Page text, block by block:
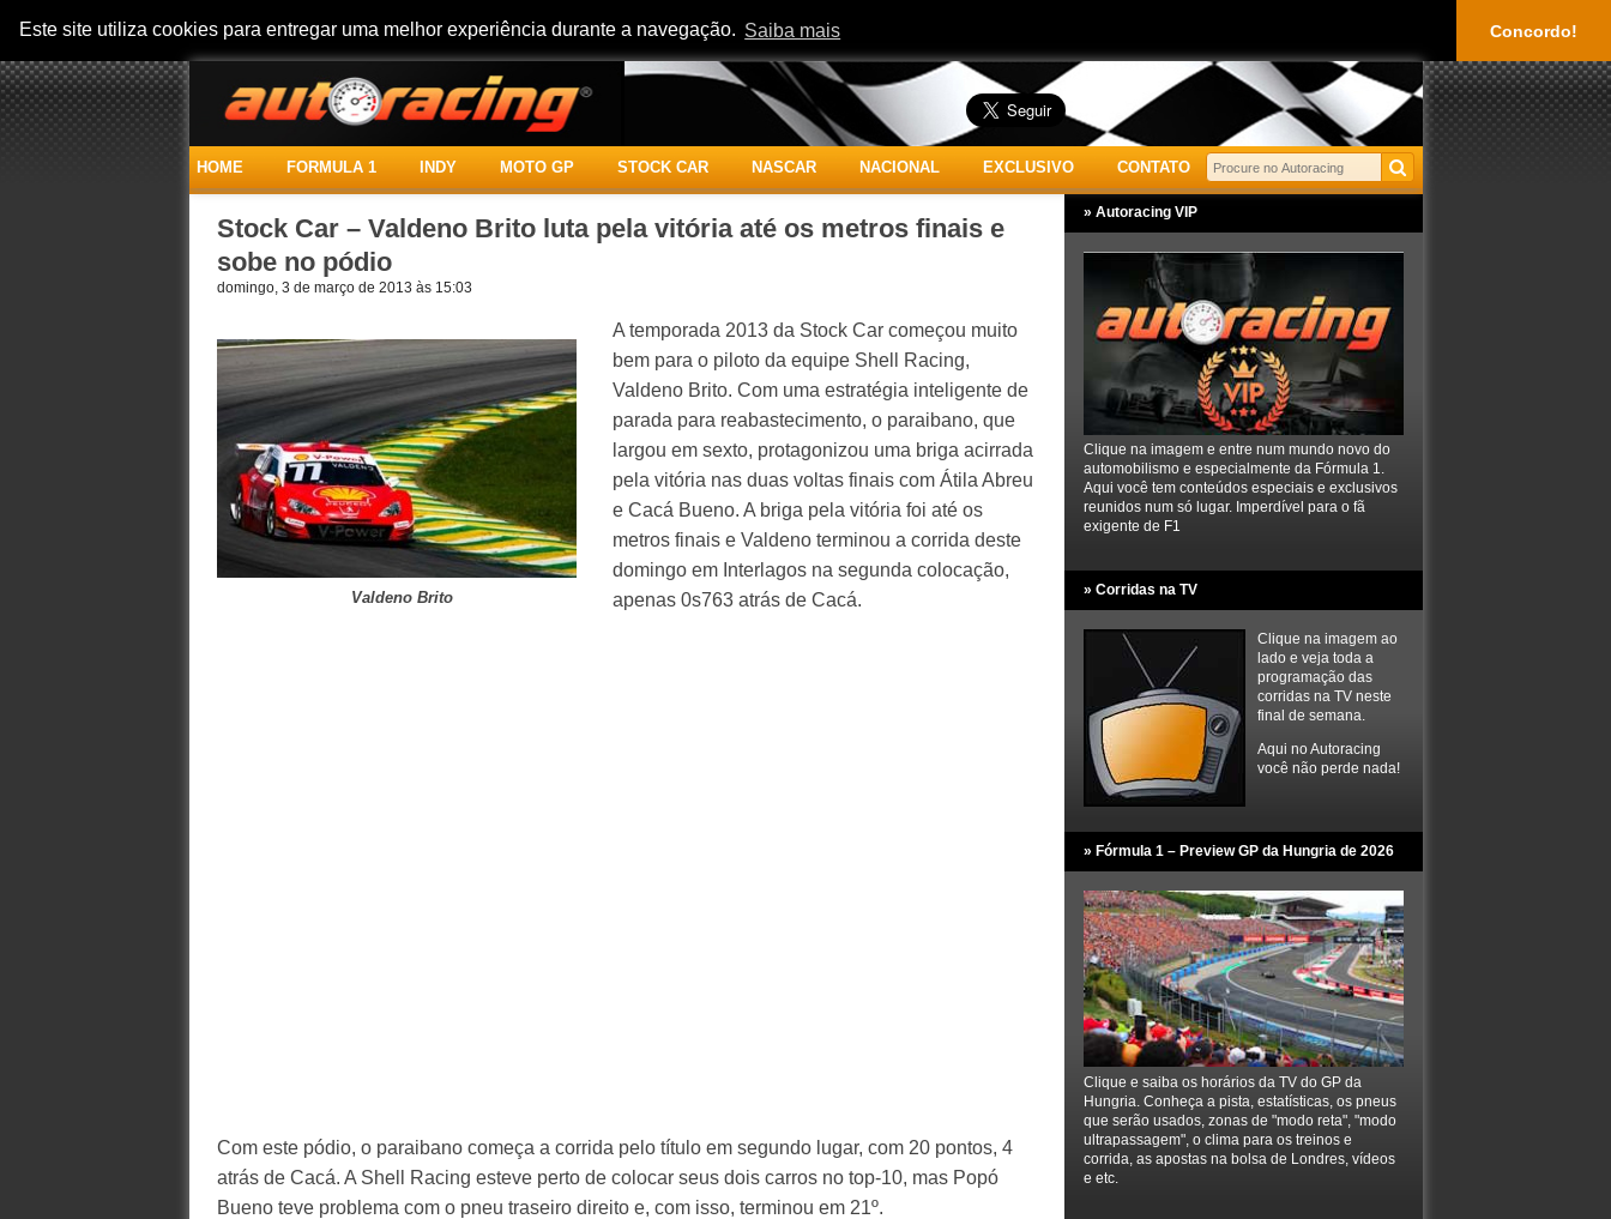
Este site utiliza cookies para entregar uma melhor experiência durante a navegação. Saiba mais Concordo!
HOME FORMULA 1 INDY MOTO GP STOCK CAR NASCAR NACIONAL EXCLUSIVO CONTATO
Stock Car – Valdeno Brito luta pela vitória até os metros finais e
sobe no pódio
domingo, 3 de março de 2013 às 15:03
Valdeno Brito
A temporada 2013 da Stock Car começou muito
bem para o piloto da equipe Shell Racing,
Valdeno Brito. Com uma estratégia inteligente de
parada para reabastecimento, o paraibano, que
largou em sexto, protagonizou uma briga acirrada
pela vitória nas duas voltas finais com Átila Abreu
e Cacá Bueno. A briga pela vitória foi até os
metros finais e Valdeno terminou a corrida deste
domingo em Interlagos na segunda colocação,
apenas 0s763 atrás de Cacá.
Com este pódio, o paraibano começa a corrida pelo título em segundo lugar, com 20 pontos, 4
atrás de Cacá. A Shell Racing esteve perto de colocar seus dois carros no top-10, mas Popó
Bueno teve problema com o pneu traseiro direito e, com isso, terminou em 21º.
» Autoracing VIP
Clique na imagem e entre num mundo novo do
automobilismo e especialmente da Fórmula 1.
Aqui você tem conteúdos especiais e exclusivos
reunidos num só lugar. Imperdível para o fã
exigente de F1
» Corridas na TV
Clique na imagem ao
lado e veja toda a
programação das
corridas na TV neste
final de semana.
Aqui no Autoracing
você não perde nada!
» Fórmula 1 – Preview GP da Hungria de 2026
Clique e saiba os horários da TV do GP da
Hungria. Conheça a pista, estatísticas, os pneus
que serão usados, zonas de "modo reta", "modo
ultrapassagem", o clima para os treinos e
corrida, as apostas na bolsa de Londres, vídeos
e etc.